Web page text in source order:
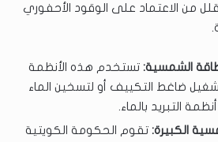
من الاعتماد على الوقود الأحفوري
الشمسية: تستخدم هذه الأنظمة
ضاغط التكييف أو لتسخين الماء
التبريد بالماء.
الكبيرة: تقوم الحكومة الكويتية